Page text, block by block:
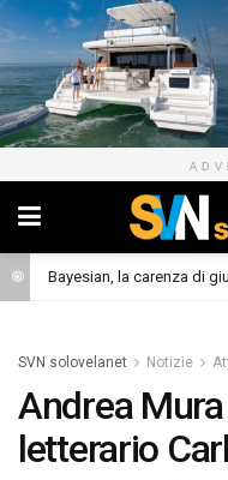
SVN solovelanet Notizie
Andrea
letterario